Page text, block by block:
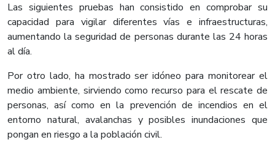
Las siguientes pruebas han consistido en comprobar su
capacidad para vigilar diferentes vías e infraestructuras,
aumentando la seguridad de personas durante las 24 horas
al día.
Por otro lado, ha mostrado ser idóneo para monitorear el
medio ambiente, sirviendo como recurso para el rescate de
personas, así como en la prevención de incendios en el
entorno natural, avalanchas y posibles inundaciones que
pongan en riesgo a la población civil.